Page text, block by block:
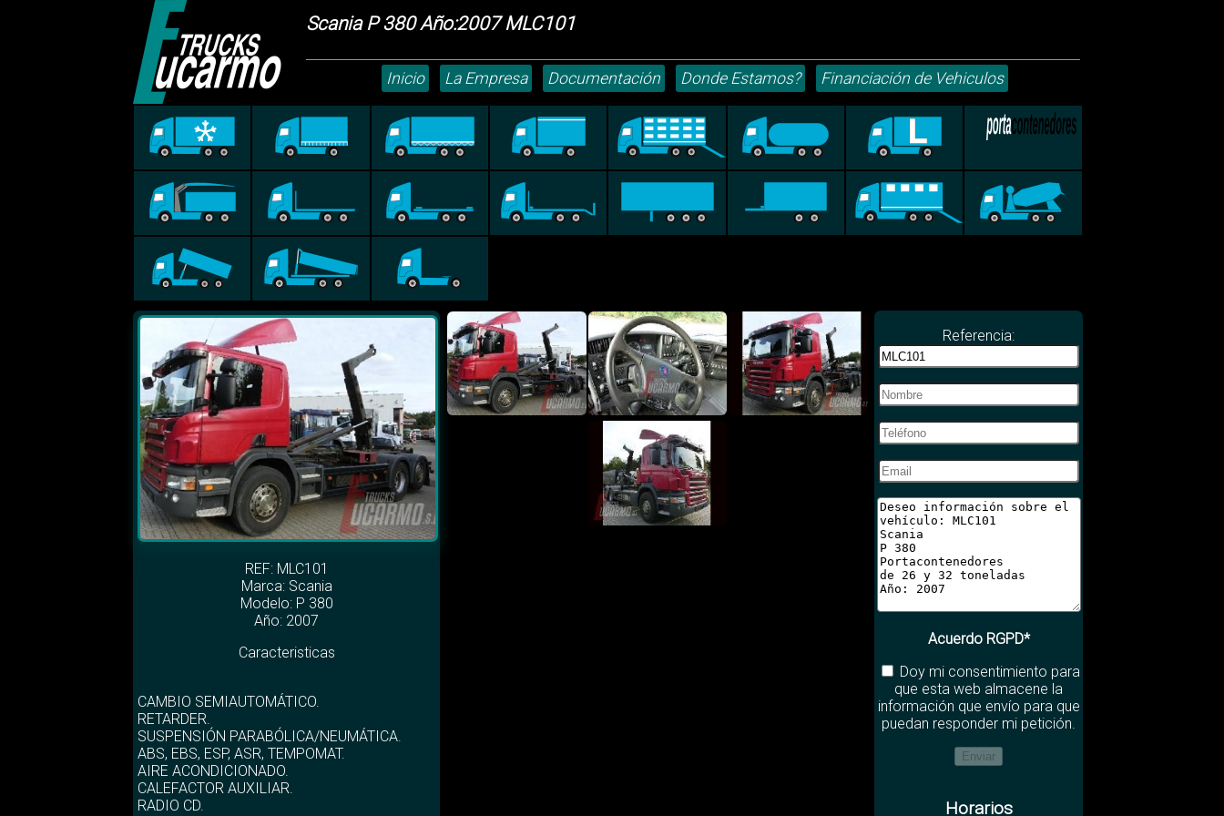
Scania P 380 Año:2007 MLC101
Inicio La Empresa Documentación Donde Estamos? Financiación de Vehiculos
REF: MLC101
Marca: Scania
Modelo: P 380
Año: 2007
Caracteristicas
CAMBIO SEMIAUTOMÁTICO.
RETARDER.
SUSPENSIÓN PARABÓLICA/NEUMÁTICA.
ABS, EBS, ESP, ASR, TEMPOMAT.
AIRE ACONDICIONADO.
CALEFACTOR AUXILIAR.
RADIO CD.
Referencia:
Acuerdo RGPD*
Doy mi consentimiento para
que esta web almacene la
información que envío para que
puedan responder mi petición.
Horarios